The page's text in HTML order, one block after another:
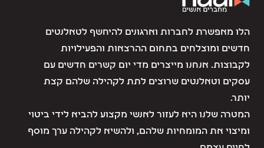
הלו מאפשרת לחברות וארגונים להיחשף לטאלנטים
חדשים ומוצלחים בתחום ההרצאות והפעילויות
לקבוצות. אנחנו מייצרים מדי יום קשרים חדשים עם
עסקים וטאלנטים שרוצים לתת לקהילה שלהם קצת
יותר.
המטרה שלנו היא לעזור לאנשי מקצוע להביא לידי ביטוי
ומיצוי את המומחיות שלהם, ולהשיא לקהילה ערך מוסף